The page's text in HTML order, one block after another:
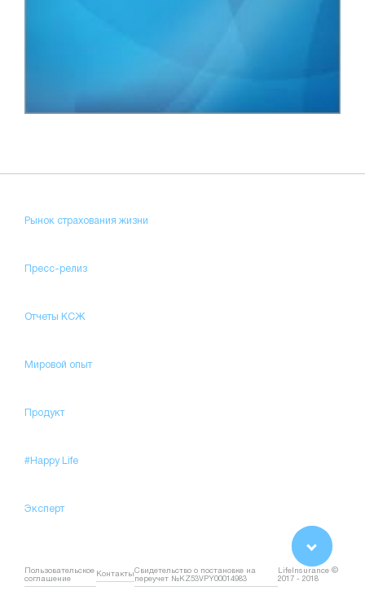
Рынок страхования жизни
Пресс-релиз
Отчеты КСЖ
Мировой опыт
Продукт
#Happy Life
Эксперт
Пользовательское
соглашение
КонтактыСвидетельство о постановке на
переучет №KZ53VPY00014983
LifeInsurance ©
2017 - 2018